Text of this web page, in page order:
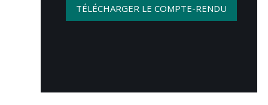
TÉLÉCHARGER LE COMPTE-RENDU